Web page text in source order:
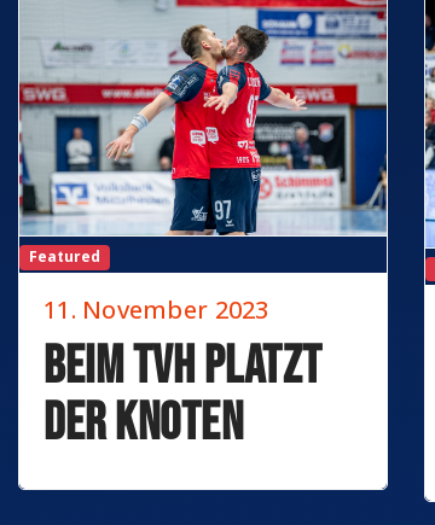
Featured
Beim TVH platzt
der Knoten
11. November 2023